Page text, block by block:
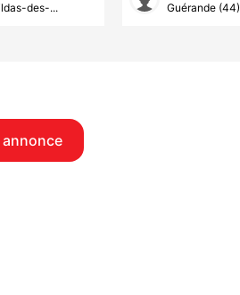
des-... Guérande (44)